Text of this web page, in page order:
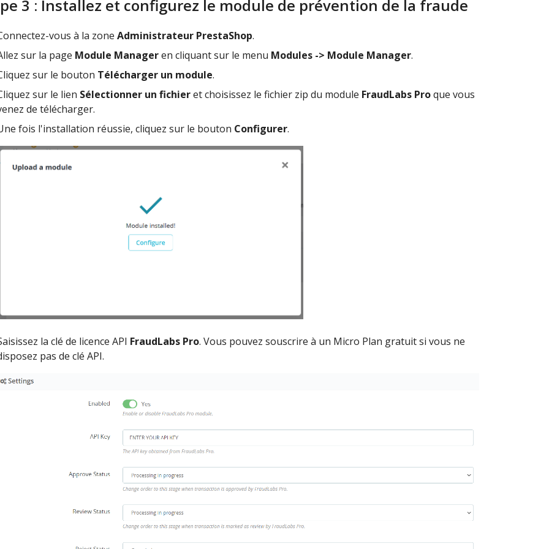
3 : Installez et configurez le module de prévention de la fraude
vous à la zone Administrateur PrestaShop.
sur la page Module Manageren cliquant sur le menu Modules -> Module Manager.
sur le bouton Télécharger un module.
sur le lien Sélectionner un fichieret choisissez le fichier zip du module FraudLabs Proque vous
de télécharger.
fois l'installation réussie, cliquez sur le bouton Configurer.
la clé de licence API FraudLabs Pro. Vous pouvez souscrire à un Micro Plan gratuit si vous ne
pas de clé API.